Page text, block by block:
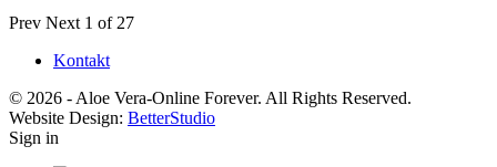
Prev Next 1 of 27
Kontakt
© 2026 - Aloe Vera-Online Forever. All Rights Reserved.
Website Design: BetterStudio
Sign in